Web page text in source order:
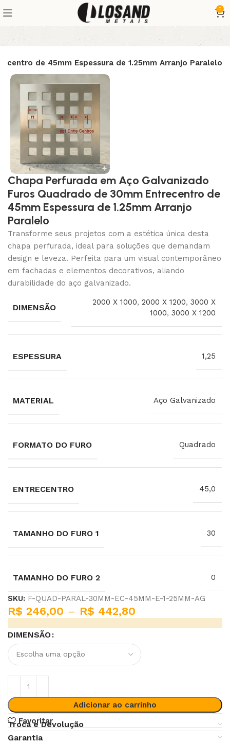
0
de 45mm Espessura de 1.25mm Arranjo Paralelo
Chapa Perfurada em Aço Galvanizado
Furos Quadrado de 30mm Entrecentro de
45mm Espessura de 1.25mm Arranjo
Paralelo
Transforme seus projetos com a estética única desta
chapa perfurada, ideal para soluções que demandam
design e leveza. Perfeita para um visual contemporâneo
em fachadas e elementos decorativos, aliando
durabilidade do aço galvanizado.
DIMENSÃO
2000 X 1000,2000 X 1200,3000 X
1000,3000 X 1200
ESPESSURA 1,25
MATERIAL Aço Galvanizado
FORMATO DO FURO Quadrado
ENTRECENTRO 45,0
TAMANHO DO FURO 1 30
TAMANHO DO FURO 2 0
SKU: F-QUAD-PARAL-30MM-EC-45MM-E-1-25MM-AG
R$ 246,00 – R$ 442,80
DIMENSÃO
Adicionar ao carrinho
Favoritar
Troca e Devolução
Garantia